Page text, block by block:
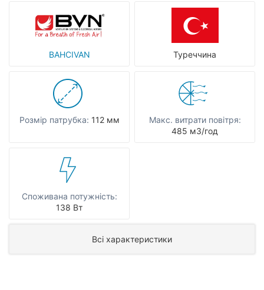
BAHCIVAN Туреччина
Розмір патрубка: 112 мм
Макс. витрати повітря:
485 мЗ/год
Споживана потужність:
138 Вт
Всі характеристики